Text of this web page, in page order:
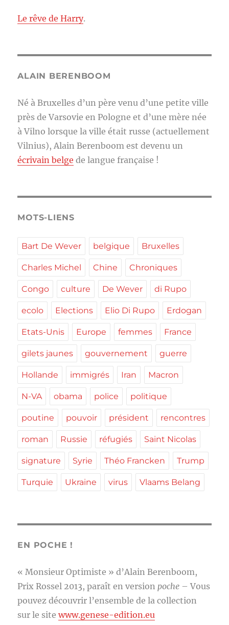
Le rêve de Harry.
ALAIN BERENBOOM
Né à Bruxelles d’un père venu d’une petite ville
près de Varsovie en Pologne et d’une mère née
à Vilno lorsque la ville était russe (actuellement
Vilnius), Alain Berenboom est devenu un
écrivain belge de langue française !
MOTS-LIENS
Bart De Wever belgique Bruxelles
Charles Michel Chine Chroniques
Congo culture De Wever di Rupo
ecolo Elections Elio Di Rupo Erdogan
Etats-Unis Europe femmes France
gilets jaunes gouvernement guerre
Hollande immigrés Iran Macron
N-VA obama police politique
poutine pouvoir président rencontres
roman Russie réfugiés Saint Nicolas
signature Syrie Théo Francken Trump
Turquie Ukraine virus Vlaams Belang
EN POCHE !
« Monsieur Optimiste » d’Alain Berenboom,
Prix Rossel 2013, paraît en version poche – Vous
pouvez découvrir l’ensemble de la collection
sur le sitewww.genese-edition.eu